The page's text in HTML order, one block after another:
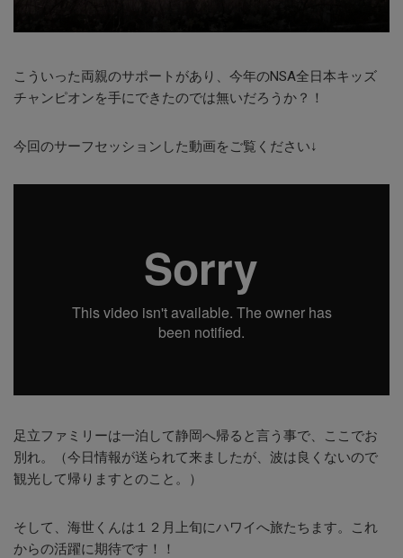
こういった両親のサポートがあり、今年のNSA全日本キッズ
チャンピオンを手にできたのでは無いだろうか？！
今回のサーフセッションした動画をご覧ください↓
足立ファミリーは一泊して静岡へ帰ると言う事で、ここでお
別れ。（今日情報が送られて来ましたが、波は良くないので
観光して帰りますとのこと。）
そして、海世くんは１２月上旬にハワイへ旅たちます。これ
からの活躍に期待です！！